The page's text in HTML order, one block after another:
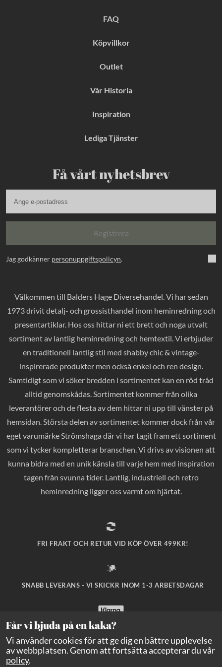
FAQ
Köpvillkor
Outlet
Vår Historia
Inspiration
Lediga Tjänster
Få vårt nyhetsbrev
Registrera
Jag godkänner personuppgiftspolicyn.
a
m
Välkommen till Balders Hage Diversehandel. Vi har sedan
1973 drivit detalj- och grossisthandel inom heminredning och
presentartiklar. Hos oss hittar ni ett brett och noga utvalt
sortiment av lantlig heminredning och hemtextil. Vi erbjuder
en traditionell lantlig stil med shabby chic & vintage-
inspirerade produkter men också enkel och ren design.
Samtidigt som vi söker bredden i sortimentet kan en röd tråd
alltid genomskådas. Sortimentet kommer från olika
leverantörer och de flesta av dem hittar ni upp till vänster på
hemsidan. Största delen av sortimentet kommer dock från vår
eget varumärke Strömshaga där vi har tagit fram ett sortiment
som vi tycker kompletterar branschen. Vi drivs av visionen att
kunna bidra med en unik känsla till varje hem med inspiration
tagen från svunna tider. Lantlig, industriell och retro
heminredning ligger oss varmt om hjärtat.
FRI FRAKT OCH RETUR VID KÖP ÖVER 499KR!
SNABB LEVERANS - VI SKICKR INOM 1-3 ARBETSDAGAR
SÄKRA BETALNINGAR MED KLARNA CHECKOUT!
Får vi bjuda på en kaka?
Vi använder cookies för att ge dig en bättre upplevelse
av webbplatsen. Genom att fortsätta accepterar du vår
policy.